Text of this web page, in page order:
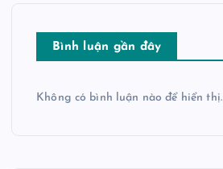
Bình luận gần đây
Không có bình luận nào để hiển thị.